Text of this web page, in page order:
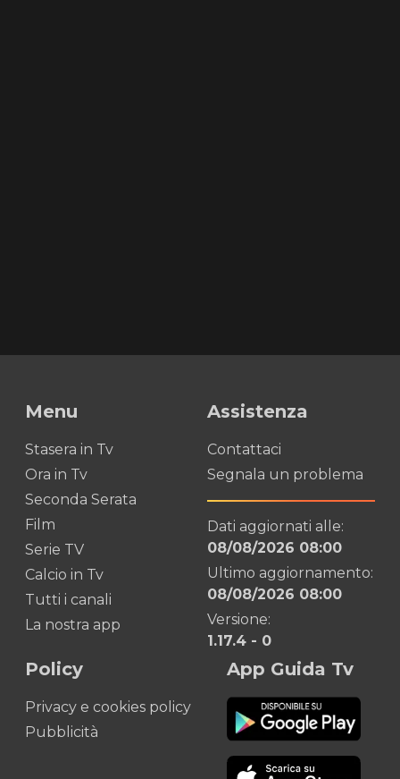
Menu
Stasera in Tv
Ora in Tv
Seconda Serata
Film
Serie TV
Calcio in Tv
Tutti i canali
La nostra app
Assistenza
Contattaci
Segnala un problema
Dati aggiornati alle:
08/08/2026 08:00
Ultimo aggiornamento:
08/08/2026 08:00
Versione:
1.17.4 - 0
Policy
Privacy e cookies policy
Pubblicità
App Guida Tv